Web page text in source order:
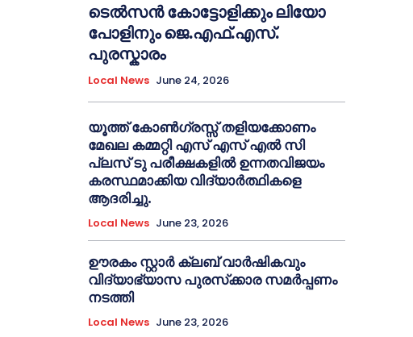
ടെൽസൻ കോട്ടോളിക്കും ലിയോ
പോളിനും ജെ.എഫ്.എസ്.
പുരസ്കാരം
Local News June 24, 2026
യൂത്ത് കോൺഗ്രസ്സ് തളിയക്കോണം
മേഖല കമ്മറ്റി എസ് എസ് എൽ സി
പ്ലസ് ടു പരീക്ഷകളിൽ ഉന്നതവിജയം
കരസ്ഥമാക്കിയ വിദ്യാർത്ഥികളെ
ആദരിച്ചു.
Local News June 23, 2026
ഊരകം സ്റ്റാർ ക്ലബ് വാർഷികവും
വിദ്യാഭ്യാസ പുരസ്‌ക്കാര സമർപ്പണം
നടത്തി
Local News June 23, 2026